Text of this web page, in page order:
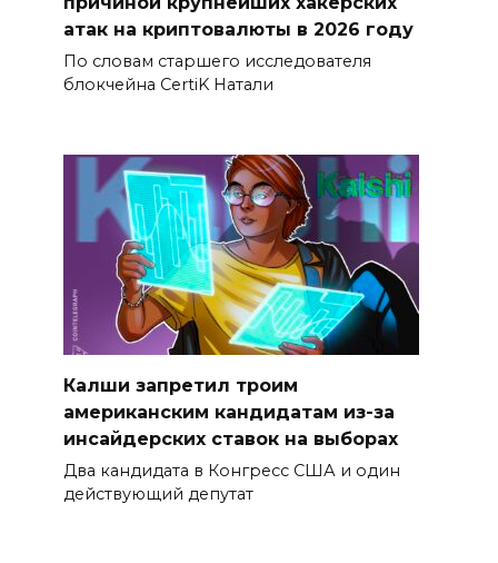
атак на криптовалюты в 2026 году
По словам старшего исследователя
блокчейна CertiK Натали
Калши запретил троим
американским кандидатам из-за
инсайдерских ставок на выборах
Два кандидата в Конгресс США и один
действующий депутат